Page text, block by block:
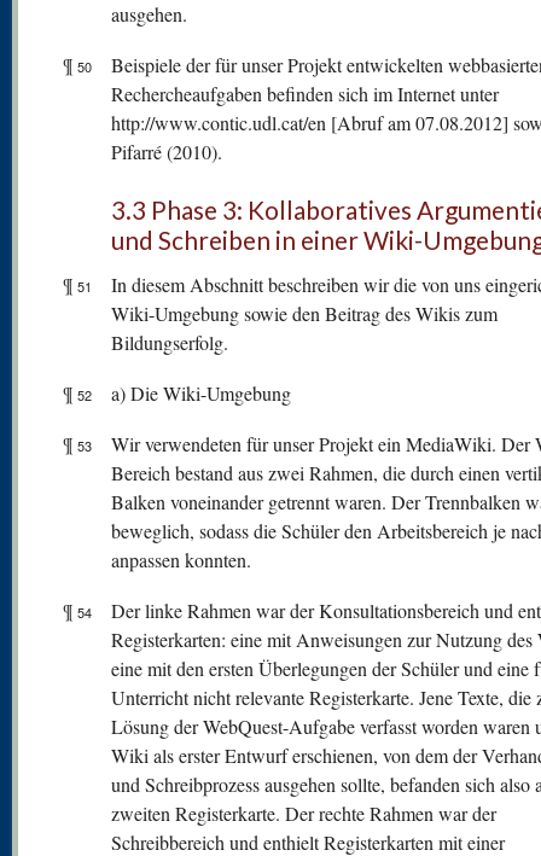
ausgehen.
¶ 50
Beispiele der für unser Projekt entwickelten
Rechercheaufgaben befinden sich im Internet unter
http://www.contic.udl.cat/en [Abruf am 07.08.2012]
Pifarré (2010).
3.3 Phase 3: Kollaboratives
und Schreiben in einer Wiki-
¶ 51
In diesem Abschnitt beschreiben wir die von uns
Wiki-Umgebung sowie den Beitrag des Wikis zum
Bildungserfolg.
¶ 52
a) Die Wiki-Umgebung
¶ 53
Wir verwendeten für unser Projekt ein MediaWiki. Der
Bereich bestand aus zwei Rahmen, die durch einen
Balken voneinander getrennt waren. Der Trennbalken
beweglich, sodass die Schüler den Arbeitsbereich je
anpassen konnten.
¶ 54
Der linke Rahmen war der Konsultationsbereich und
Registerkarten: eine mit Anweisungen zur Nutzung des
eine mit den ersten Überlegungen der Schüler und eine
Unterricht nicht relevante Registerkarte. Jene Texte, die
Lösung der WebQuest-Aufgabe verfasst worden waren
Wiki als erster Entwurf erschienen, von dem der
und Schreibprozess ausgehen sollte, befanden sich also
zweiten Registerkarte. Der rechte Rahmen war der
Schreibbereich und enthielt Registerkarten mit einer